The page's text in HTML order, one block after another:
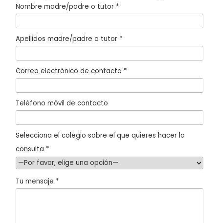
Nombre madre/padre o tutor *
Apellidos madre/padre o tutor *
Correo electrónico de contacto *
Teléfono móvil de contacto
Selecciona el colegio sobre el que quieres hacer la
consulta *
Tu mensaje *